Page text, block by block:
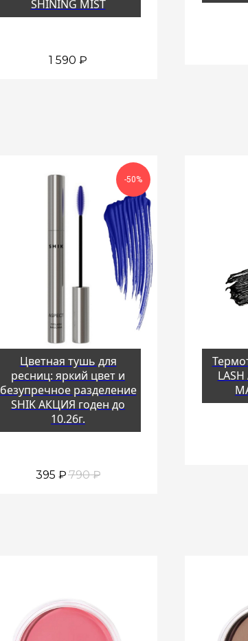
SHINING MIST
1 590 ₽
-50%
Цветная тушь для
ресниц: яркий цвет и
безупречное разделение
SHIK АКЦИЯ годен до
10.26г.
395 ₽790 ₽